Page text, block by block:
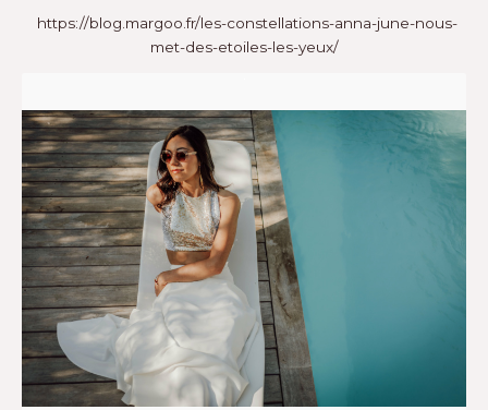
https://blog.margoo.fr/les-constellations-anna-june-nous-
met-des-etoiles-les-yeux/